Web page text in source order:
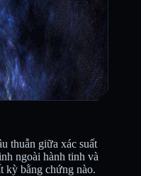
thuẫn giữa xác suất
ngoài hành tinh và
kỳ bằng chứng nào.